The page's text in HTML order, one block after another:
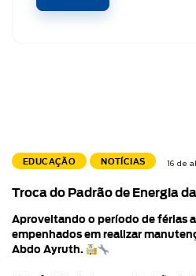
EDUCAÇÃO NOTÍCIAS 16 de
Troca do Padrão de Energia
Aproveitando o período de férias
empenhados em realizar
Abdo Ayruth.